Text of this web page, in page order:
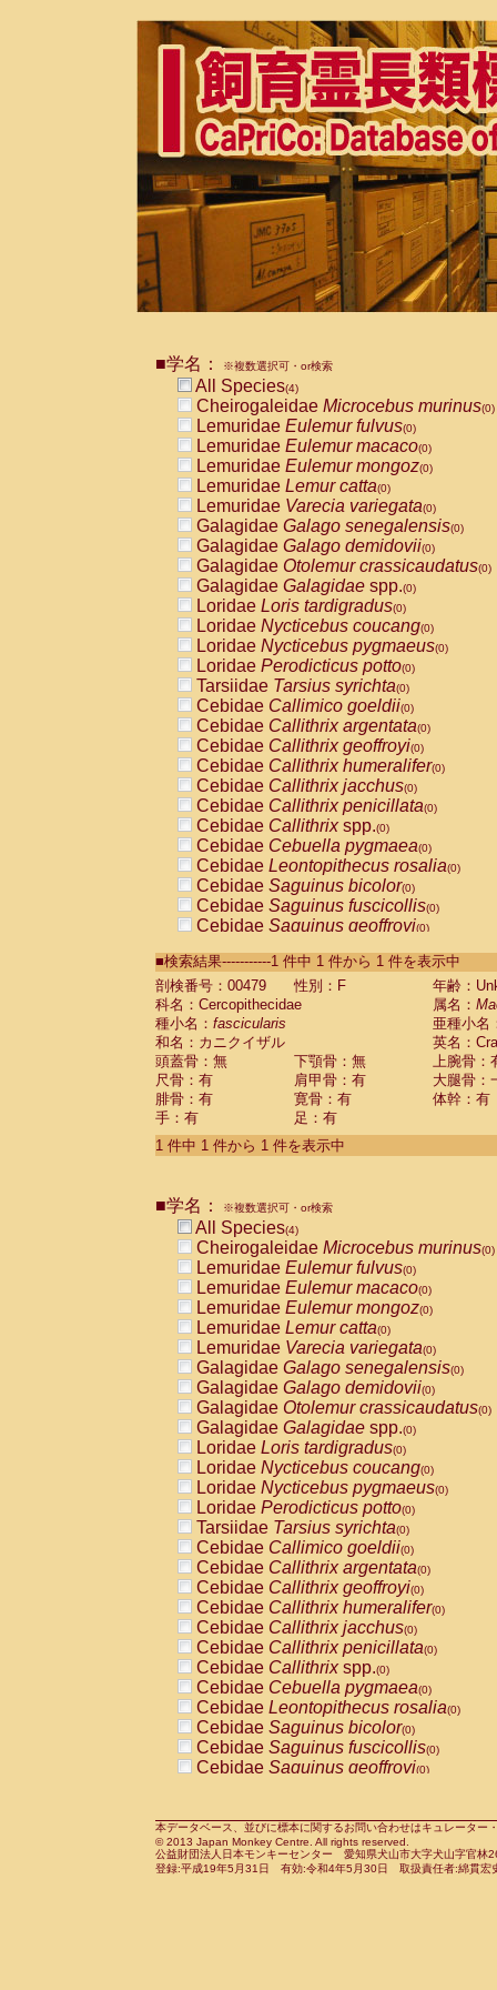
■学名： ※複数選択可・or検索
All Species(4)
Cheirogaleidae Microcebus murinus(0)
Lemuridae Eulemur fulvus(0)
Lemuridae Eulemur macaco(0)
Lemuridae Eulemur mongoz(0)
Lemuridae Lemur catta(0)
Lemuridae Varecia variegata(0)
Galagidae Galago senegalensis(0)
Galagidae Galago demidovii(0)
Galagidae Otolemur crassicaudatus(0)
Galagidae Galagidae spp.(0)
Loridae Loris tardigradus(0)
Loridae Nycticebus coucang(0)
Loridae Nycticebus pygmaeus(0)
Loridae Perodicticus potto(0)
Tarsiidae Tarsius syrichta(0)
Cebidae Callimico goeldii(0)
Cebidae Callithrix argentata(0)
Cebidae Callithrix geoffroyi(0)
Cebidae Callithrix humeralifer(0)
Cebidae Callithrix jacchus(0)
Cebidae Callithrix penicillata(0)
Cebidae Callithrixspp.(0)
Cebidae Cebuella pygmaea(0)
Cebidae Leontopithecus rosalia(0)
Cebidae Saguinus bicolor(0)
Cebidae Saguinus fuscicollis(0)
Cebidae Saguinus geoffroyi(0)
CebidaeSaguinus labiatus(0)
Cebidae Saguinus leucopus (0)
CebidaeSaguinus midas
CebidaeSaguinus mystax
CebidaeSaguinus nigricollis (1)
Cebidae Saguinus oedipus
Cebidae Saguinus weddelli
Cebidae Saguinusspp.
Cebidae Aotus trivirgatus
Cebidae Cebus albifrons
CebidaeCebus nigrivittatus
CebidaeCebus
CebidaeSaimiri boliviensis(0)
CebidaeSaimiri sciureus(0)
AtelidaeAlouatta caraya(0)
AtelidaeAlouatta fusca(0)
AtelidaeAlouatta seniculus
AtelidaeAlouattaspp.(0)
AtelidaeAteles belzebuth(0)
AtelidaeAteles geoffroyi(0)
AtelidaeAteles paniscus(0)
AtelidaeAtelesspp.(0)
Atelidae Lagothrix lagothricha
AtelidaeLagothrix lagothricha cana
PitheciidaeCacajao calvus
PitheciidaeCallicebus cupreus
PitheciidaeCallicebus donacophilus
PitheciidaeCallicebus moloch
PitheciidaeCallicebus torquatus
PitheciidaeCallicebusspp.(0)
PitheciidaeChiropotes satanas(0)
PitheciidaePithecia monachus
PitheciidaePithecia pithecia(0)
CercopithecidaeCercocebus agilis
CercopithecidaeCercocebus
CercopithecidaeCercocebus
CercopithecidaeCercocebus
CercopithecidaeCercocebus
CercopithecidaeCercocebushybrid
CercopithecidaePapio anubis(0)
CercopithecidaePapio cynocephalus
CercopithecidaePapio hamadryas(0)
■検索結果-----------1 件中 1 件から 1 件を表示中
剖検番号：00479
性別：F
年齢：
科名：Cercopithecidae
属名：
種小名： fascicularis
亜種小名
和名：カニクイザル
英名：
頭蓋骨：無
下顎骨：無
上腕骨：
尺骨：有
肩甲骨：有
大腿骨：
腓骨：有
寛骨：有
体幹：有
手：有
足：有
1 件中 1 件から 1 件を表示中
■学名： ※複数選択可・or検索
All Species(4)
Cheirogaleidae Microcebus murinus(0)
Lemuridae Eulemur fulvus(0)
Lemuridae Eulemur macaco(0)
Lemuridae Eulemur mongoz(0)
Lemuridae Lemur catta(0)
Lemuridae Varecia variegata(0)
Galagidae Galago senegalensis(0)
Galagidae Galago demidovii(0)
Galagidae Otolemur crassicaudatus(0)
Galagidae Galagidae spp.(0)
Loridae Loris tardigradus(0)
Loridae Nycticebus coucang(0)
Loridae Nycticebus pygmaeus(0)
Loridae Perodicticus potto(0)
Tarsiidae Tarsius syrichta(0)
Cebidae Callimico goeldii(0)
Cebidae Callithrix argentata(0)
Cebidae Callithrix geoffroyi(0)
Cebidae Callithrix humeralifer(0)
Cebidae Callithrix jacchus(0)
Cebidae Callithrix penicillata(0)
Cebidae Callithrixspp.(0)
Cebidae Cebuella pygmaea(0)
Cebidae Leontopithecus rosalia(0)
Cebidae Saguinus bicolor(0)
Cebidae Saguinus fuscicollis(0)
Cebidae Saguinus geoffroyi(0)
CebidaeSaguinus leucopus(0)
CebidaeSaguinus midas(0)
Cebidae Saguinus mystax(0)
本データベース、並びに標本に関するお問い合わせはキュレータ
© 2013 Japan Monkey Centre. All rights reserved.
公益財団法人日本モンキーセンター 愛知県犬山市大字犬山字官
登録:平成19年5月31日 有効:令和4年5月30日 取扱責任者:綿貫宏